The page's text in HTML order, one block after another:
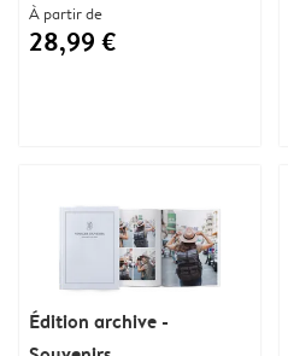
À partir de
28,99 €
Édition archive -